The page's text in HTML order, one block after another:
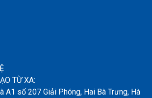
TỪ XA:
A1 số 207 Giải Phóng, Hai Bà Trưng, Hà